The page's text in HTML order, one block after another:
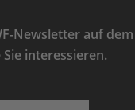
Newsletter auf
interessieren.